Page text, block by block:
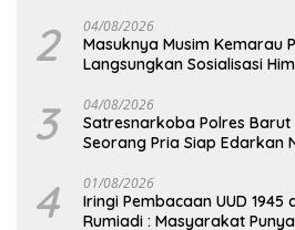
2 04/08/2026
Masuknya Musim Kemarau
Langsungkan Sosialisasi
3 04/08/2026
Satresnarkoba Polres
Seorang Pria Siap Edarkan
4 01/08/2026
Iringi Pembacaan UUD 1945
Rumiadi : Masyarakat Punya Andil